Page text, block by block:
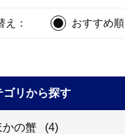
え： おすすめ順
ゴリから探す
かの蟹 (4)